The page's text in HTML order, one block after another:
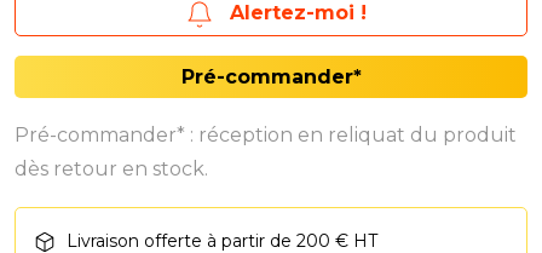
Alertez-moi !
Pré-commander*
Pré-commander* : réception en reliquat du produit
dès retour en stock.
Livraison offerte à partir de 200 € HT